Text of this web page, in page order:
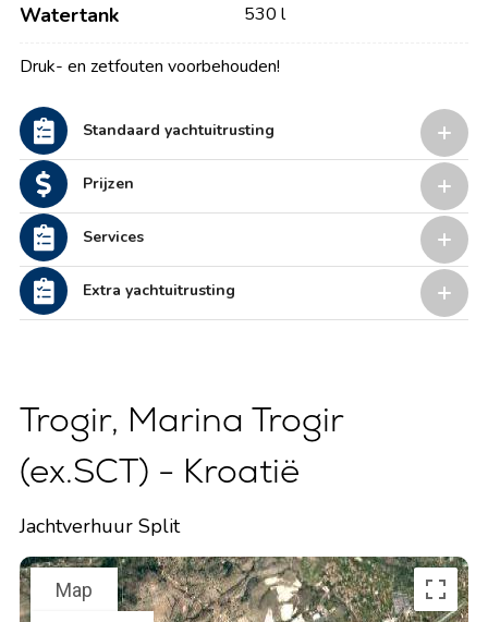
Watertank 530 l
Druk- en zetfouten voorbehouden!
Standaard yachtuitrusting
Prijzen
Services
Extra yachtuitrusting
Trogir, Marina Trogir
(ex.SCT) - Kroatië
Jachtverhuur Split
Map